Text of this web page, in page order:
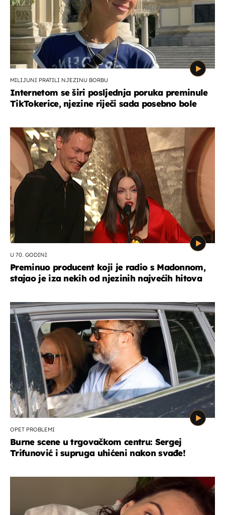
MILIJUNI PRATILI NJEZINU BORBU
Internetom se širi posljednja poruka preminule
TikTokerice, njezine riječi sada posebno bole
U 70. GODINI
Preminuo producent koji je radio s Madonnom,
stajao je iza nekih od njezinih najvećih hitova
OPET PROBLEMI
Burne scene u trgovačkom centru: Sergej
Trifunović i supruga uhićeni nakon svađe!